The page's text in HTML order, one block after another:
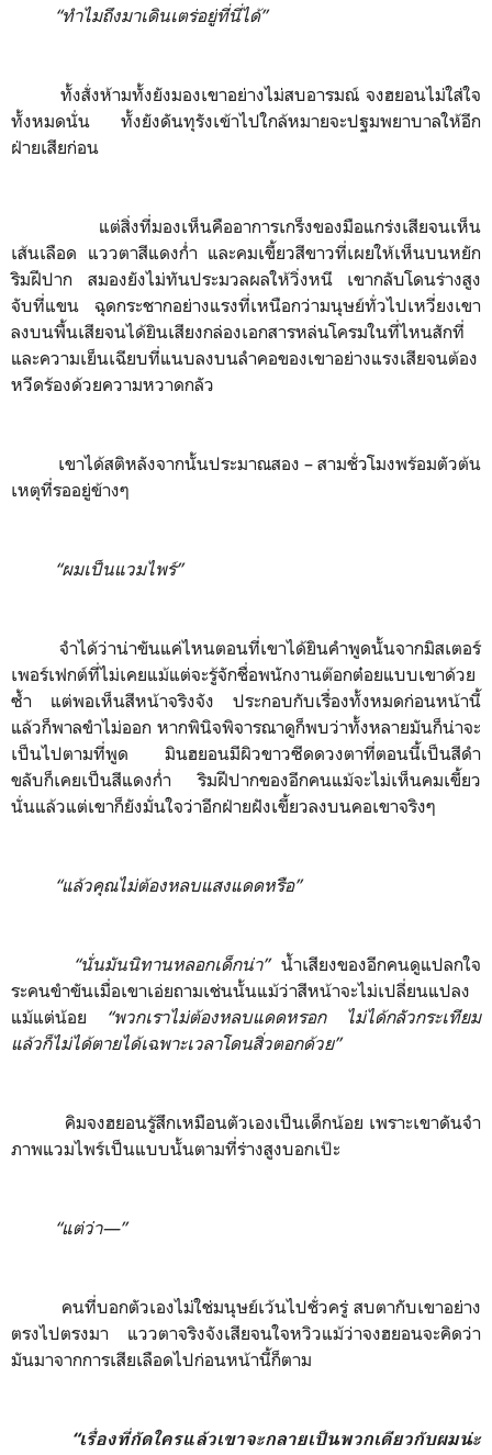
“ทำไมถึงมาเดินเตร่อยู่ที่นี่ได้”
ทั้งสั่งห้ามทั้งยังมองเขาอย่างไม่สบอารมณ์ จงฮยอนไม่ใส่ใจ
ทั้งหมดนั่น ทั้งยังดันทุรังเข้าไปใกล้หมายจะปฐมพยาบาลให้อีก
ฝ่ายเสียก่อน
แต่สิ่งที่มองเห็นคืออาการเกร็งของมือแกร่งเสียจนเห็น
เส้นเลือด แววตาสีแดงก่ำ และคมเขี้ยวสีขาวที่เผยให้เห็นบนหยัก
ริมฝีปาก สมองยังไม่ทันประมวลผลให้วิ่งหนี เขากลับโดนร่างสูง
จับที่แขน ฉุดกระชากอย่างแรงที่เหนือกว่ามนุษย์ทั่วไปเหวี่ยงเขา
ลงบนพื้นเสียจนได้ยินเสียงกล่องเอกสารหล่นโครมในที่ไหนสักที่
และความเย็นเฉียบที่แนบลงบนลำคอของเขาอย่างแรงเสียจนต้อง
หวีดร้องด้วยความหวาดกลัว
เขาได้สติหลังจากนั้นประมาณสอง – สามชั่วโมงพร้อมตัวต้น
เหตุที่รออยู่ข้างๆ
“ผมเป็นแวมไพร์”
จำได้ว่าน่าขันแค่ไหนตอนที่เขาได้ยินคำพูดนั้นจากมิสเตอร์
เพอร์เฟกต์ที่ไม่เคยแม้แต่จะรู้จักชื่อพนักงานต๊อกต๋อยแบบเขาด้วย
ซ้ำ แต่พอเห็นสีหน้าจริงจัง ประกอบกับเรื่องทั้งหมดก่อนหน้านี้
แล้วก็พาลขำไม่ออก หากพินิจพิจารณาดูก็พบว่าทั้งหลายมันก็น่าจะ
เป็นไปตามที่พูด มินฮยอนมีผิวขาวซีดดวงตาที่ตอนนี้เป็นสีดำ
ขลับก็เคยเป็นสีแดงก่ำ ริมฝีปากของอีกคนแม้จะไม่เห็นคมเขี้ยว
นั่นแล้วแต่เขาก็ยังมั่นใจว่าอีกฝ่ายฝังเขี้ยวลงบนคอเขาจริงๆ
“แล้วคุณไม่ต้องหลบแสงแดดหรือ”
“นั่นมันนิทานหลอกเด็กน่า”น้ำเสียงของอีกคนดูแปลกใจ
ระคนขำขันเมื่อเขาเอ่ยถามเช่นนั้นแม้ว่าสีหน้าจะไม่เปลี่ยนแปลง
แม้แต่น้อย “พวกเราไม่ต้องหลบแดดหรอก ไม่ได้กลัวกระเทียม
แล้วก็ไม่ได้ตายได้เฉพาะเวลาโดนสิ่วตอกด้วย”
คิมจงฮยอนรู้สึกเหมือนตัวเองเป็นเด็กน้อย เพราะเขาดันจำ
ภาพแวมไพร์เป็นแบบนั้นตามที่ร่างสูงบอกเป๊ะ
“แต่ว่า—”
คนที่บอกตัวเองไม่ใช่มนุษย์เว้นไปชั่วครู่ สบตากับเขาอย่าง
ตรงไปตรงมา แววตาจริงจังเสียจนใจหวิวแม้ว่าจงฮยอนจะคิดว่า
มันมาจากการเสียเลือดไปก่อนหน้านี้ก็ตาม
“เรื่องที่กัดใครแล้วเขาจะกลายเป็นพวกเดียวกับผมน่ะ